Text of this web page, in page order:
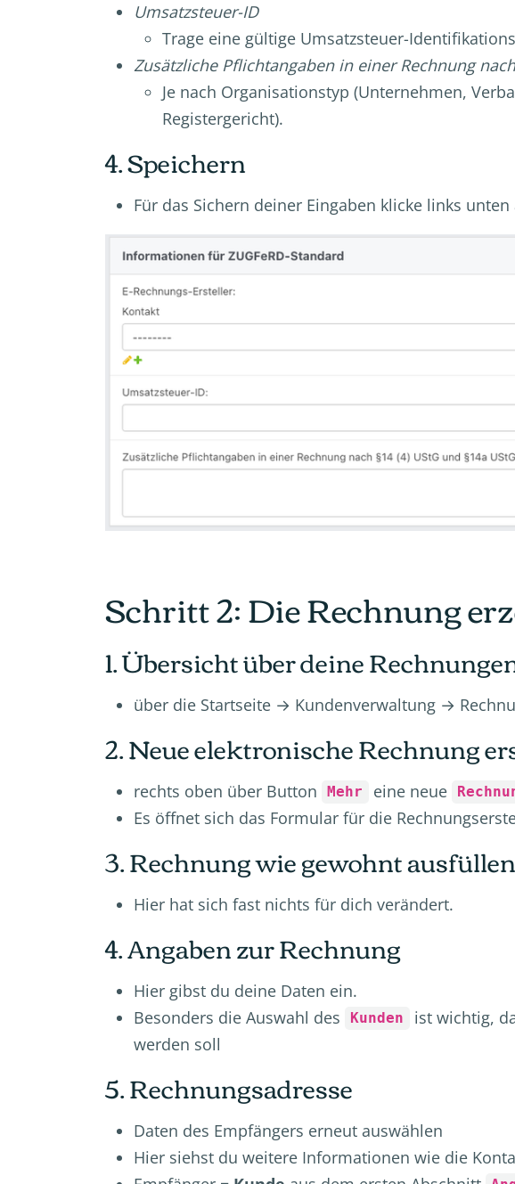
Umsatzsteuer-ID
Trage eine gültige Umsatzsteuer-
Zusätzliche Pflichtangaben in einer Rechnung
Je nach Organisationstyp (Unternehmen,
Registergericht).
4. Speichern
Für das Sichern deiner Eingaben klicke links
Schritt 2: Die Rechnung
1. Übersicht über deine
über die Startseite → Kundenverwaltung →
2. Neue elektronische Rechnung
rechts oben über Button Mehr eine neue
Es öffnet sich das Formular für die
3. Rechnung wie gewohnt ausfüllen
Hier hat sich fast nichts für dich verändert.
4. Angaben zur Rechnung
Hier gibst du deine Daten ein.
Besonders die Auswahl des
Kunden
ist wichtig,
werden soll
5. Rechnungsadresse
Daten des Empfängers erneut auswählen
Hier siehst du weitere Informationen wie die